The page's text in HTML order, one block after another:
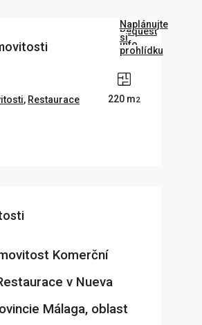
, Restaurace 220 m2
Komerční
v Nueva
Málaga, oblast
Request
Info
Naplánujte
si
prohlídku